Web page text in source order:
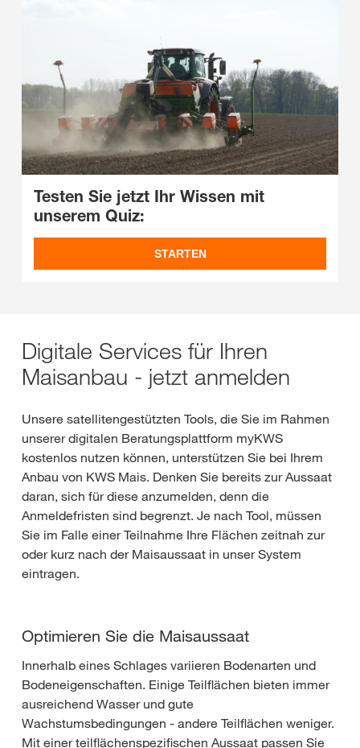
Testen Sie jetzt Ihr Wissen mit
unserem Quiz:
STARTEN
Digitale Services für Ihren
Maisanbau - jetzt anmelden
Unsere satellitengestützten Tools, die Sie im Rahmen
unserer digitalen Beratungsplattform myKWS
kostenlos nutzen können, unterstützen Sie bei Ihrem
Anbau von KWS Mais. Denken Sie bereits zur Aussaat
daran, sich für diese anzumelden, denn die
Anmeldefristen sind begrenzt. Je nach Tool, müssen
Sie im Falle einer Teilnahme Ihre Flächen zeitnah zur
oder kurz nach der Maisaussaat in unser System
eintragen.
Optimieren Sie die Maisaussaat
Innerhalb eines Schlages variieren Bodenarten und
Bodeneigenschaften. Einige Teilflächen bieten immer
ausreichend Wasser und gute
Wachstumsbedingungen - andere Teilflächen weniger.
Mit einer teilflächenspezifischen Aussaat passen Sie